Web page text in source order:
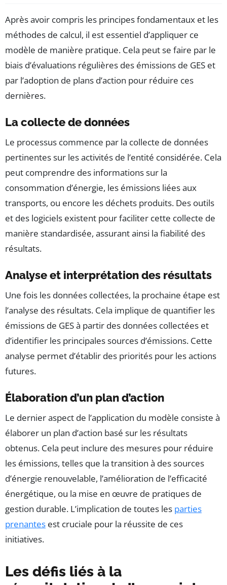
Après avoir compris les principes fondamentaux et les
méthodes de calcul, il est essentiel d’appliquer ce
modèle de manière pratique. Cela peut se faire par le
biais d’évaluations régulières des émissions de GES et
par l’adoption de plans d’action pour réduire ces
dernières.
La collecte de données
Le processus commence par la collecte de données
pertinentes sur les activités de l’entité considérée. Cela
peut comprendre des informations sur la
consommation d’énergie, les émissions liées aux
transports, ou encore les déchets produits. Des outils
et des logiciels existent pour faciliter cette collecte de
manière standardisée, assurant ainsi la fiabilité des
résultats.
Analyse et interprétation des résultats
Une fois les données collectées, la prochaine étape est
l’analyse des résultats. Cela implique de quantifier les
émissions de GES à partir des données collectées et
d’identifier les principales sources d’émissions. Cette
analyse permet d’établir des priorités pour les actions
futures.
Élaboration d’un plan d’action
Le dernier aspect de l’application du modèle consiste à
élaborer un plan d’action basé sur les résultats
obtenus. Cela peut inclure des mesures pour réduire
les émissions, telles que la transition à des sources
d’énergie renouvelable, l’amélioration de l’efficacité
énergétique, ou la mise en œuvre de pratiques de
gestion durable. L’implication de toutes les parties
prenantes est cruciale pour la réussite de ces
initiatives.
Les défis liés à la